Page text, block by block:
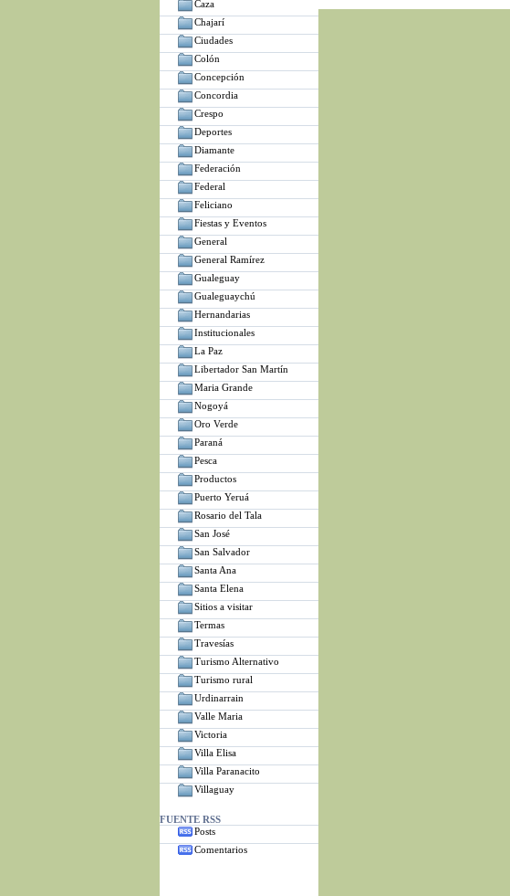
Caza
Chajarí
Ciudades
Colón
Concepción
Concordia
Crespo
Deportes
Diamante
Federación
Federal
Feliciano
Fiestas y Eventos
General
General Ramírez
Gualeguay
Gualeguaychú
Hernandarias
Institucionales
La Paz
Libertador San Martín
Maria Grande
Nogoyá
Oro Verde
Paraná
Pesca
Productos
Puerto Yeruá
Rosario del Tala
San José
San Salvador
Santa Ana
Santa Elena
Sitios a visitar
Termas
Travesías
Turismo Alternativo
Turismo rural
Urdinarrain
Valle Maria
Victoria
Villa Elisa
Villa Paranacito
Villaguay
FUENTE RSS
Posts
Comentarios